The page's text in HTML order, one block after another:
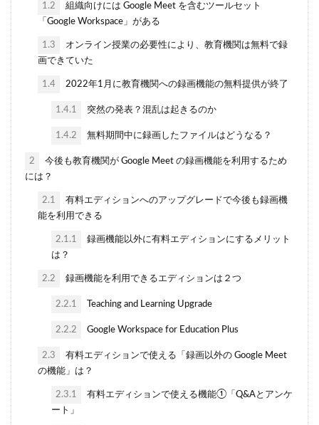
1.2
組織向けには Google Meet を含むツールセット
「Google Workspace」がある
1.3
オンライン授業の必要性により、教育機関は無料で録
画できていた
1.4 2022年1月に教育機関への録画機能の無料提供が終了
1.4.1 突然の発表？混乱は起きるのか
1.4.2 無料期間中に録画したファイルはどうなる？
2
今後も教育機関が Google Meet の録画機能を利用するため
には？
2.1
有料エディションへのアップグレードで今後も録画機
能を利用できる
2.1.1
録画機能以外に有料エディションにするメリット
は？
2.2 録画機能を利用できるエディションは２つ
2.2.1 Teaching and Learning Upgrade
2.2.2 Google Workspace for Education Plus
2.3
有料エディションで使える「録画以外の Google Meet
の機能」は？
2.3.1
有料エディションで使える機能①「Q&Aとアンケ
ート」